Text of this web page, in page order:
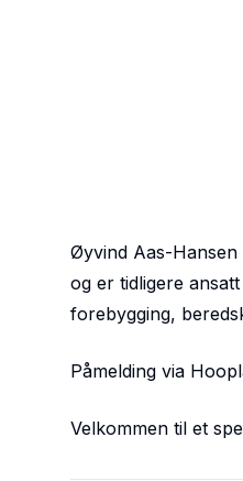
Øyvind Aas-Hansen
og er tidligere
forebygging,
Påmelding via
Velkommen til et